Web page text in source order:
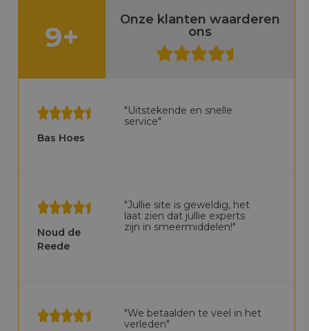
9+
Onze klanten waarderen
ons
Bas Hoes
"Uitstekende en snelle
service"
Noud de
Reede
"Jullie site is geweldig, het
laat zien dat jullie experts
zijn in smeermiddelen!"
"We betaalden te veel in het
verleden"